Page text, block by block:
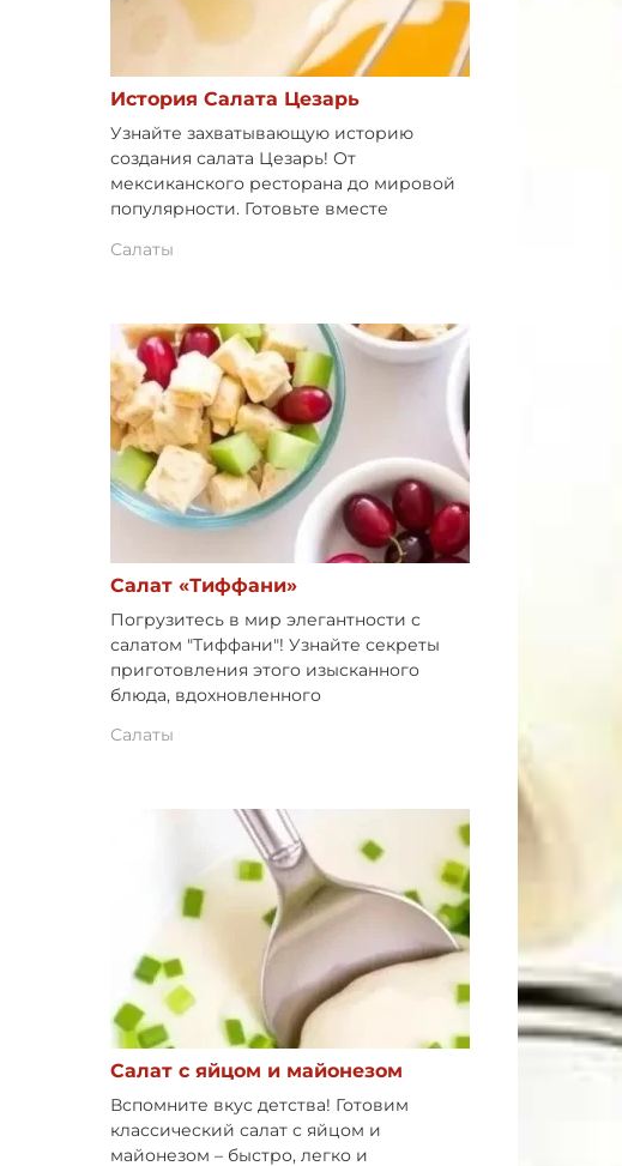
История Салата Цезарь
Узнайте захватывающую историю
создания салата Цезарь! От
мексиканского ресторана до мировой
популярности. Готовьте вместе
Салаты
Салат «Тиффани»
Погрузитесь в мир элегантности с
салатом "Тиффани"! Узнайте секреты
приготовления этого изысканного
блюда, вдохновленного
Салаты
Салат с яйцом и майонезом
Вспомните вкус детства! Готовим
классический салат с яйцом и
майонезом – быстро, легко и